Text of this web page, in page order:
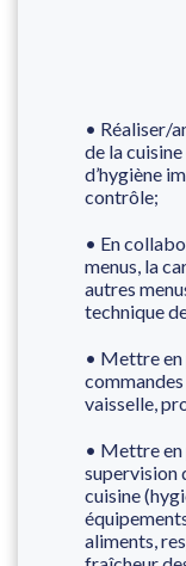
• Réaliser/
de la
d’hygiène
contrôle;
• En
menus, la
autres
technique
• Mettre en
vaisselle,
• Mettre en
supervision
cuisine
aliments,